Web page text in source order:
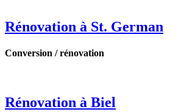
Rénovation à St. German
Conversion / rénovation
Rénovation à Biel